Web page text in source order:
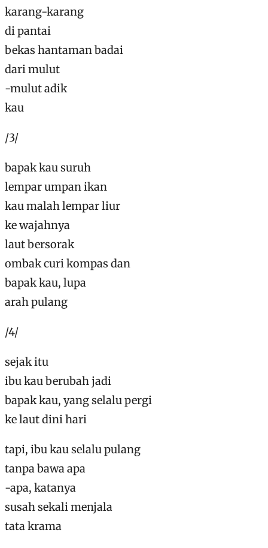
karang-karang
di pantai
bekas hantaman badai
dari mulut
-mulut adik
kau
/3/
bapak kau suruh
lempar umpan ikan
kau malah lempar liur
ke wajahnya
laut bersorak
ombak curi kompas dan
bapak kau, lupa
arah pulang
/4/
sejak itu
ibu kau berubah jadi
bapak kau, yang selalu pergi
ke laut dini hari
tapi, ibu kau selalu pulang
tanpa bawa apa
-apa, katanya
susah sekali menjala
tata krama